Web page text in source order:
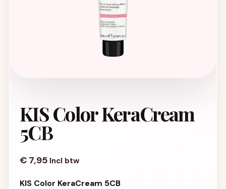
KIS Color KeraCream
5CB
€ 7,95 Incl btw
KIS Color KeraCream 5CB